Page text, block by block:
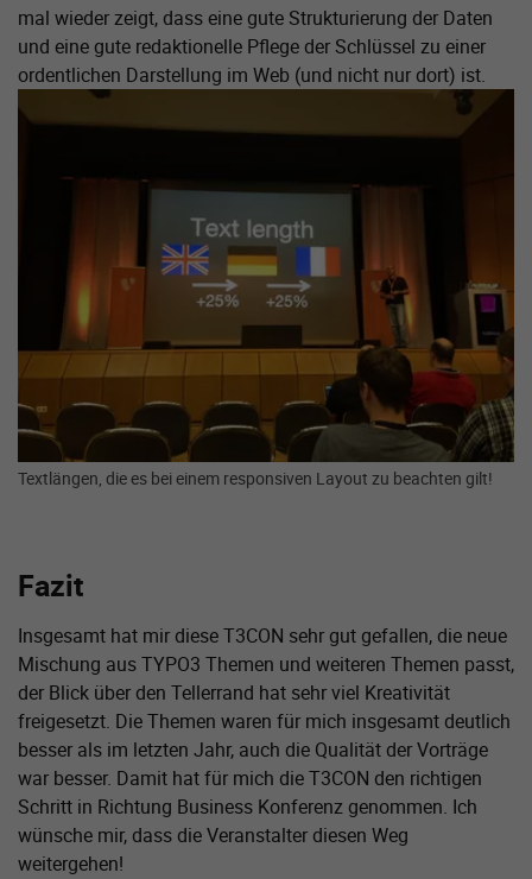
Zeige größere Version von:
Textlängen, die es bei einem responsiven Layout zu beachten gilt!
mal wieder zeigt, dass eine gute Strukturierung der Daten
und eine gute redaktionelle Pflege der Schlüssel zu einer
ordentlichen Darstellung im Web (und nicht nur dort) ist.
Fazit
Insgesamt hat mir diese T3CON sehr gut gefallen, die neue
Mischung aus TYPO3 Themen und weiteren Themen passt,
der Blick über den Tellerrand hat sehr viel Kreativität
freigesetzt. Die Themen waren für mich insgesamt deutlich
besser als im letzten Jahr, auch die Qualität der Vorträge
war besser. Damit hat für mich die T3CON den richtigen
Schritt in Richtung Business Konferenz genommen. Ich
wünsche mir, dass die Veranstalter diesen Weg
weitergehen!